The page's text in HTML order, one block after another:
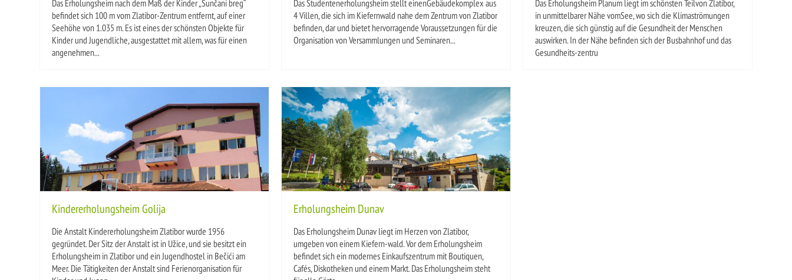
Das Erholungsheim nach dem Maß der Kinder „Sunčani breg“
befindet sich 100 m vom Zlatibor-Zentrum entfernt, auf einer
Seehöhe von 1.035 m. Es ist eines der schönsten Objekte für
Kinder und Jugendliche, ausgestattet mit allem, was für einen
angenehmen...
Das Studentenerholungsheim stellt einenGebäudekomplex aus
4 Villen, die sich im Kiefernwald nahe dem Zentrum von Zlatibor
befinden, dar und bietet hervorragende Voraussetzungen für die
Organisation von Versammlungen und Seminaren...
Das Erholungsheim Planum liegt im schönsten Teilvon Zlatibor,
in unmittelbarer Nähe vomSee, wo sich die Klimaströmungen
kreuzen, die sich günstig auf die Gesundheit der Menschen
auswirken. In der Nähe befinden sich der Busbahnhof und das
Gesundheits-zentru
Kindererholungsheim Golija
Die Anstalt Kindererholungsheim Zlatibor wurde 1956
gegründet. Der Sitz der Anstalt ist in Užice, und sie besitzt ein
Erholungsheim in Zlatibor und ein Jugendhostel in Bečići am
Meer. Die Tätigkeiten der Anstalt sind Ferienorganisation für
Erholungsheim Dunav
Das Erholungsheim Dunav liegt im Herzen von Zlatibor,
umgeben von einem Kiefern-wald. Vor dem Erholungsheim
befindet sich ein modernes Einkaufszentrum mit Boutiquen,
Cafés, Diskotheken und einem Markt. Das Erholungsheim steht